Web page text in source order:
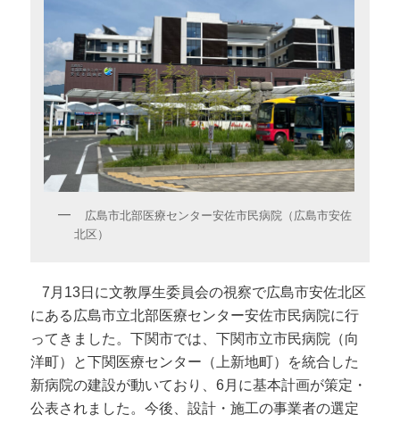
動
広島市北部医療センター安佐市民病院（広島市安佐
北区）
7月13日に文教厚生委員会の視察で広島市安佐北区
にある広島市立北部医療センター安佐市民病院に行
ってきました。下関市では、下関市立市民病院（向
洋町）と下関医療センター（上新地町）を統合した
新病院の建設が動いており、6月に基本計画が策定・
公表されました。今後、設計・施工の事業者の選定